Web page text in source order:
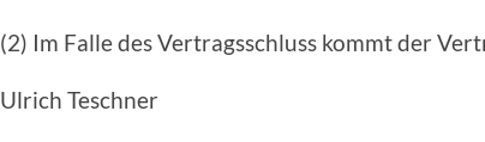
(2) Im Falle des Vertragsschluss kommt der
Ulrich Teschner